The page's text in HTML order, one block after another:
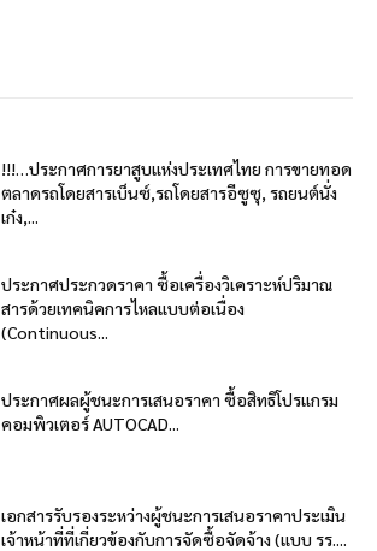
!!!…ประกาศการยาสูบแห่งประเทศไทย การขายทอด
ตลาดรถโดยสารเบ็นซ์,รถโดยสารอีซูซุ, รถยนต์นั่ง
เก๋ง,...
ประกาศประกวดราคา ซื้อเครื่องวิเคราะห์ปริมาณ
สารด้วยเทคนิคการไหลแบบต่อเนื่อง
(Continuous...
ประกาศผลผู้ชนะการเสนอราคา ซื้อสิทธิโปรแกรม
คอมพิวเตอร์ AUTOCAD...
เอกสารรับรองระหว่างผู้ชนะการเสนอราคาประเมิน
เจ้าหน้าที่ที่เกี่ยวข้องกับการจัดซื้อจัดจ้าง (แบบ รร....